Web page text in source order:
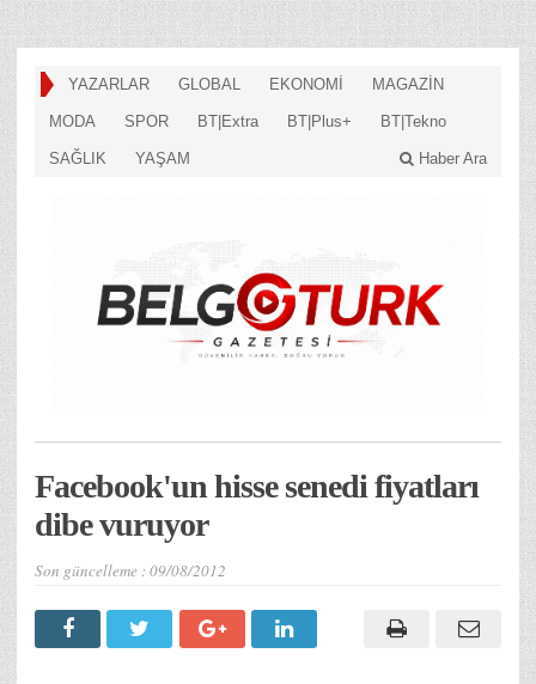
YAZARLAR GLOBAL EKONOMİ MAGAZİN
MODA SPOR BT|Extra BT|Plus+ BT|Tekno
SAĞLIK YAŞAM Haber Ara
Facebook'un hisse senedi fiyatları
dibe vuruyor
Son güncelleme :09/08/2012